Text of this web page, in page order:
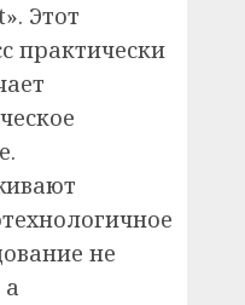
Этот
практически
не